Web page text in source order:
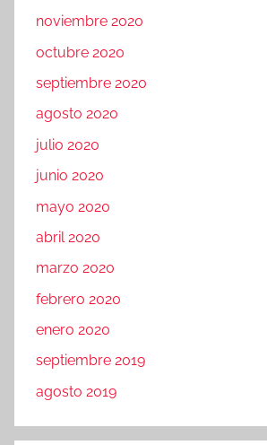
noviembre 2020
octubre 2020
septiembre 2020
agosto 2020
julio 2020
junio 2020
mayo 2020
abril 2020
marzo 2020
febrero 2020
enero 2020
septiembre 2019
agosto 2019